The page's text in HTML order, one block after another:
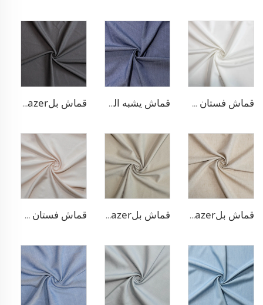
قماش فستان مطاطي من البوليستر والرايون قماش يشبه الدنيم من البوليستر والرايون قماش بلazer مطاطي من مادة TR
قماش بلazer يشبه الكتان من مادة TR قماش بلazer بتصميم الحبّار من مادة TR قماش فستان من الليوسيل 100% يشبه الكتان